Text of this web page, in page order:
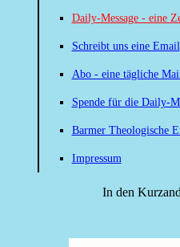
Daily-Message - eine
Schreibt uns eine Email
Abo - eine tägliche
Spende für die Daily-
Barmer Theologische
Impressum
In den